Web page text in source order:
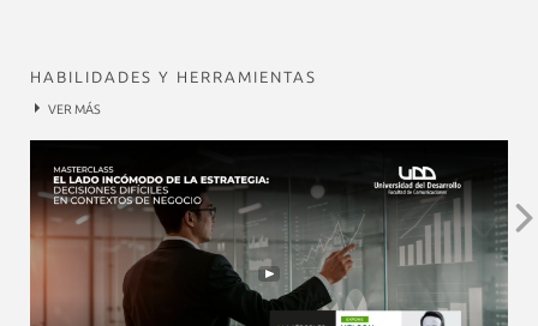
HABILIDADES Y HERRAMIENTAS
VER MÁS